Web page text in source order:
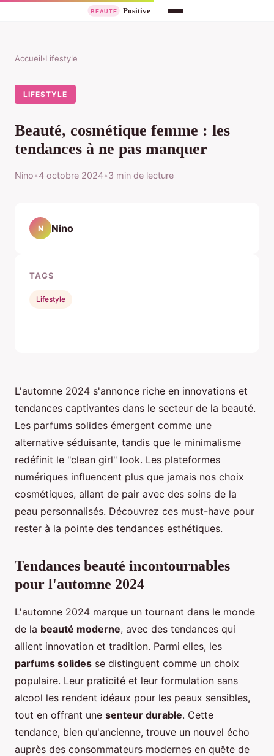
Accueil›Lifestyle
LIFESTYLE
Beauté, cosmétique femme : les
tendances à ne pas manquer
Nino•4 octobre 2024•3 min de lecture
L'automne 2024 s'annonce riche en innovations et
tendances captivantes dans le secteur de la beauté.
Les parfums solides émergent comme une
alternative séduisante, tandis que le minimalisme
redéfinit le "clean girl" look. Les plateformes
numériques influencent plus que jamais nos choix
cosmétiques, allant de pair avec des soins de la
peau personnalisés. Découvrez ces must-have pour
rester à la pointe des tendances esthétiques.
Tendances beauté incontournables
pour l'automne 2024
L'automne 2024 marque un tournant dans le monde
de la beauté moderne, avec des tendances qui
allient innovation et tradition. Parmi elles, les
parfums solides se distinguent comme un choix
populaire. Leur praticité et leur formulation sans
alcool les rendent idéaux pour les peaux sensibles,
tout en offrant une senteur durable. Cette
tendance, bien qu'ancienne, trouve un nouvel écho
auprès des consommateurs modernes en quête de
N Nino
TAGS
Lifestyle